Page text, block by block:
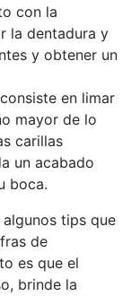
con la
la dentadura y
y obtener un
en limar
mayor de lo
carillas
un acabado
boca.
tips que
de
es que el
brinde la